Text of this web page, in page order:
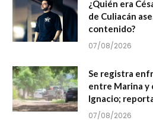
¿Quién era
de Culiacán
contenido?
07/08/2026
Se registra
entre Marina y
Ignacio;
07/08/2026